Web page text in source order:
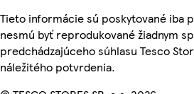
Tieto informácie sú poskytované iba
nesmú byť reprodukované žiadnym
predchádzajúceho súhlasu Tesco
náležitého potvrdenia.